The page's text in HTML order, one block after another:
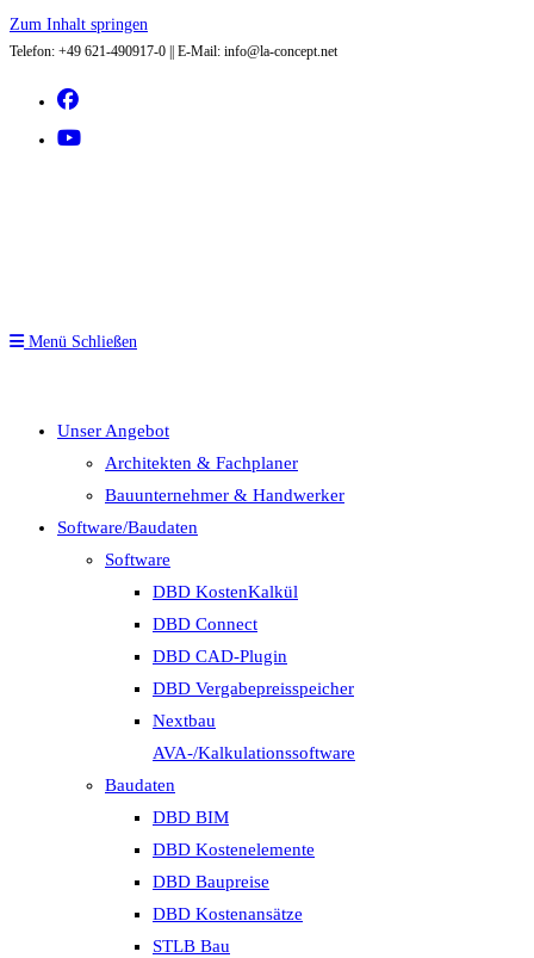
Zum Inhalt springen
Telefon: +49 621-490917-0 || E-Mail: info@la-concept.net
Menü Schließen
Unser Angebot
Architekten & Fachplaner
Bauunternehmer & Handwerker
Software/Baudaten
Software
DBD KostenKalkül
DBD Connect
DBD CAD-Plugin
DBD Vergabepreisspeicher
Nextbau
AVA-/Kalkulationssoftware
Baudaten
DBD BIM
DBD Kostenelemente
DBD Baupreise
DBD Kostenansätze
STLB Bau